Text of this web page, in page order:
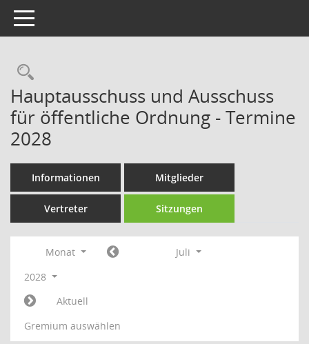
Toggle navigation
Rechercheauswahl
Hauptausschuss und Ausschuss
für öffentliche Ordnung - Termine
2028
Informationen Mitglieder
Vertreter Sitzungen
Monat
Juli
2028
Aktuell
Gremium auswählen